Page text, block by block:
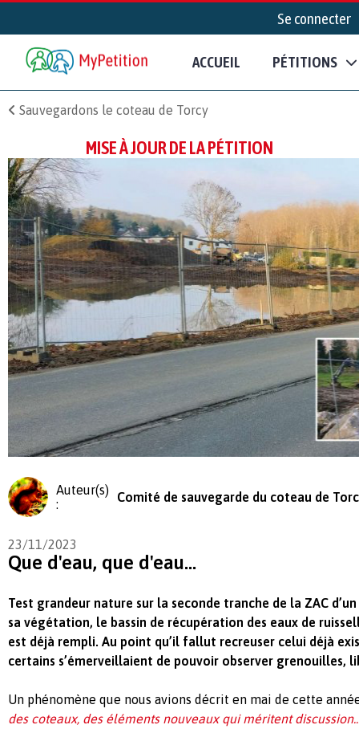
Se connecter
ACCUEIL PÉTITIONS
Sauvegardons le coteau de Torcy
MISE À JOUR DE LA PÉTITION
Auteur(s)
:
Comité de sauvegarde du coteau de
23/11/2023
Que d'eau, que d'eau...
Test grandeur nature sur la seconde tranche de la ZAC
sa végétation, le bassin de récupération des eaux de
est déjà rempli. Au point qu’il fallut recreuser celui déjà
certains s’émerveillaient de pouvoir observer grenouilles,
Un phénomène que nous avions décrit en mai de cette
des coteaux, des éléments nouveaux qui méritent